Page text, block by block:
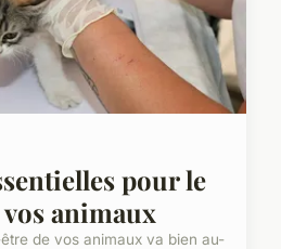
pour le
animaux
de vos animaux va bien au-